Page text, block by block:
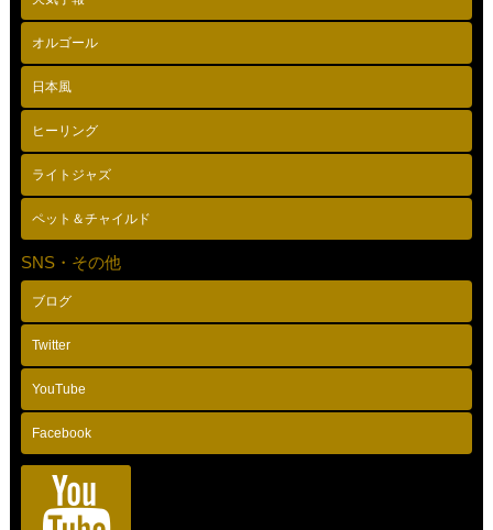
オルゴール
日本風
ヒーリング
ライトジャズ
ペット＆チャイルド
SNS・その他
ブログ
Twitter
YouTube
Facebook